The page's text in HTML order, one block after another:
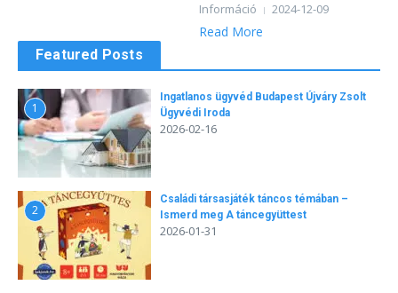
Információ 2024-12-09
Read More
Featured Posts
1
Ingatlanos ügyvéd Budapest Újváry Zsolt
Ügyvédi Iroda
2026-02-16
2
Családi társasjáték táncos témában –
Ismerd meg A táncegyüttest
2026-01-31